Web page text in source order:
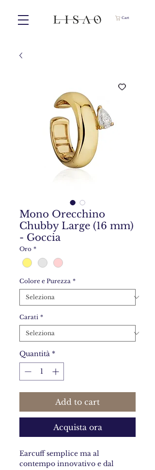
Cart
Mono Orecchino
Chubby Large (16 mm)
- Goccia
Oro *
Colore e Purezza *
Carati *
Quantità *
Add to cart
Acquista ora
Earcuff semplice ma al
contempo innovativo e dal